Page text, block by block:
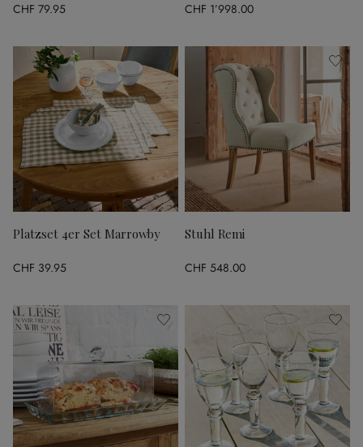
CHF 79.95 CHF 1’998.00
Platzset 4er Set Marrowby
CHF 39.95
Stuhl Remi
CHF 548.00